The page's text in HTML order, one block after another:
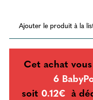
Ajouter le produit à la
Cet achat
6
soit 0.12€ à